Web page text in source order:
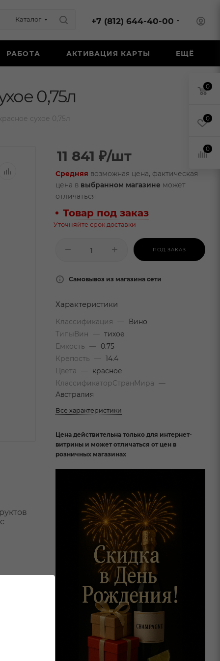
Каталог +7 (812) 644-40-00
РАБОТА АКТИВАЦИЯ КАРТЫ ЕЩЁ
0,75л
сухое 0,75л
11 841 ₽/шт
Средняя возможная цена, фактическая
цена в выбранном магазине может
отличаться
Товар под заказ
Уточняйте срок доставки
ПОД ЗАКАЗ
Самовывоз из магазина сети
Характеристики
Классификация —
Вино
ТипыВин
— тихое
Емкость
—
0.75
Крепость
— 14.4
Цвета
—
красное
КлассификаторСтранМира
—
Австралия
Все характеристики
Цена действительна только для интернет-
витрины и может отличаться от цен в
розничных магазинах
0
0
0